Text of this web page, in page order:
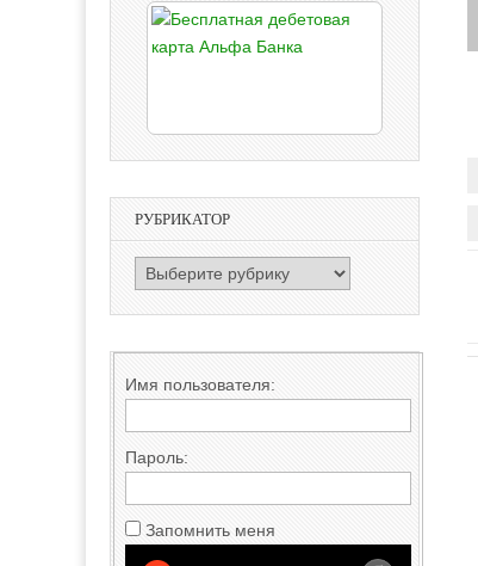
РУБРИКАТОР
РУБРИКАТОР
Имя пользователя:
Пароль:
Запомнить меня